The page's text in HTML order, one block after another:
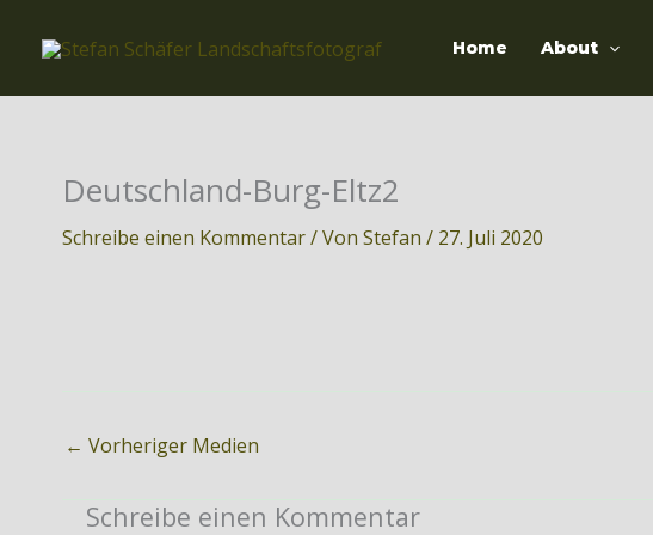
Inhalt
Home About
Deutschland-Burg-Eltz2
Schreibe einen Kommentar/ Von Stefan / 27. Juli 2020
← Vorheriger Medien
Schreibe einen Kommentar